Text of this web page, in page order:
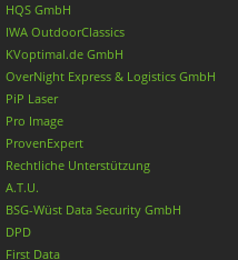
HQS GmbH
IWA OutdoorClassics
KVoptimal.de GmbH
OverNight Express & Logistics GmbH
PiP Laser
Pro Image
ProvenExpert
Rechtliche Unterstützung
A.T.U.
BSG-Wüst Data Security GmbH
DPD
First Data